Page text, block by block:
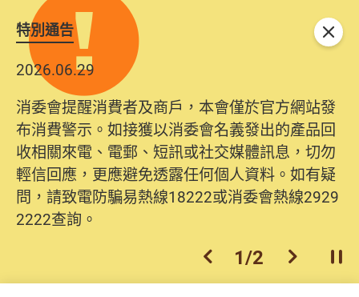
特別通告
2026.06.29
消委會提醒消費者及商戶，本會僅於官方網站發
布消費警示。如接獲以消委會名義發出的產品回
收相關來電、電郵、短訊或社交媒體訊息，切勿
輕信回應，更應避免透露任何個人資料。如有疑
問，請致電防騙易熱線18222或消委會熱線2929
2222查詢。
上一個
1/2 下一個開
關閉